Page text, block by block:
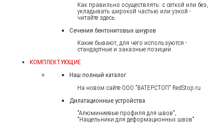
Как правильно осуществлять: с сеткой или без,
укладывать широкой частью или узкой -
читайте здесь.
Сечения бентонитовых шнуров
Какие бывают, для чего используются -
стандартные и заказные позиции
КОМПЛЕКТУЮЩИЕ
Наш полный каталог
На новом сайте ООО "ВАТЕРСТОП" RedStop.ru
Дилатационные устройства
"Алюминиевые профиля для швов",
"Нащельники для деформационных швов"